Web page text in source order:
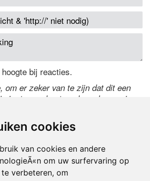
cookies
van cookies en andere
om uw surfervaring op
verbeteren, om
bij reacties.
om er zeker van te zijn dat dit een
is, typ onderstaande code over in